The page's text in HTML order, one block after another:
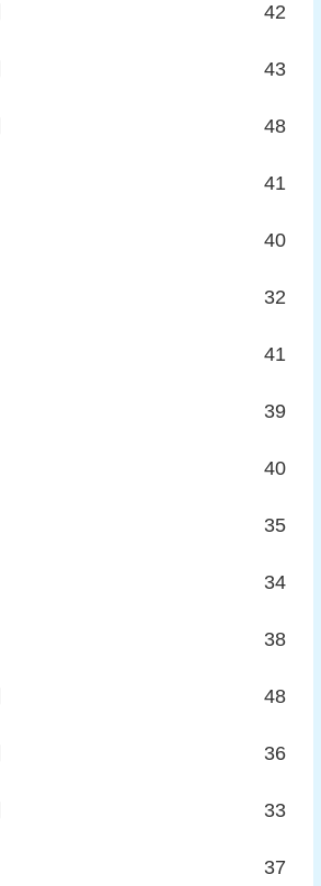
42
43
48
41
40
32
41
39
40
35
34
38
48
36
33
37